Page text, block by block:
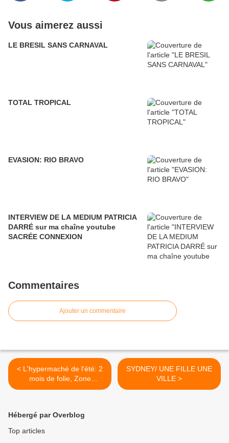
Vous aimerez aussi
LE BRESIL SANS CARNAVAL
TOTAL TROPICAL
EVASION: RIO BRAVO
INTERVIEW DE LA MEDIUM PATRICIA
DARRÉ sur ma chaîne youtube
SACRÉE CONNEXION
Commentaires
Ajouter un commentaire
< L'hypermaché de l'été: 2
mois de folie, Zone
Interdite, M6
SYDNEY/ UNE FILLE UNE
VILLE >
Hébergé par Overblog
Top articles